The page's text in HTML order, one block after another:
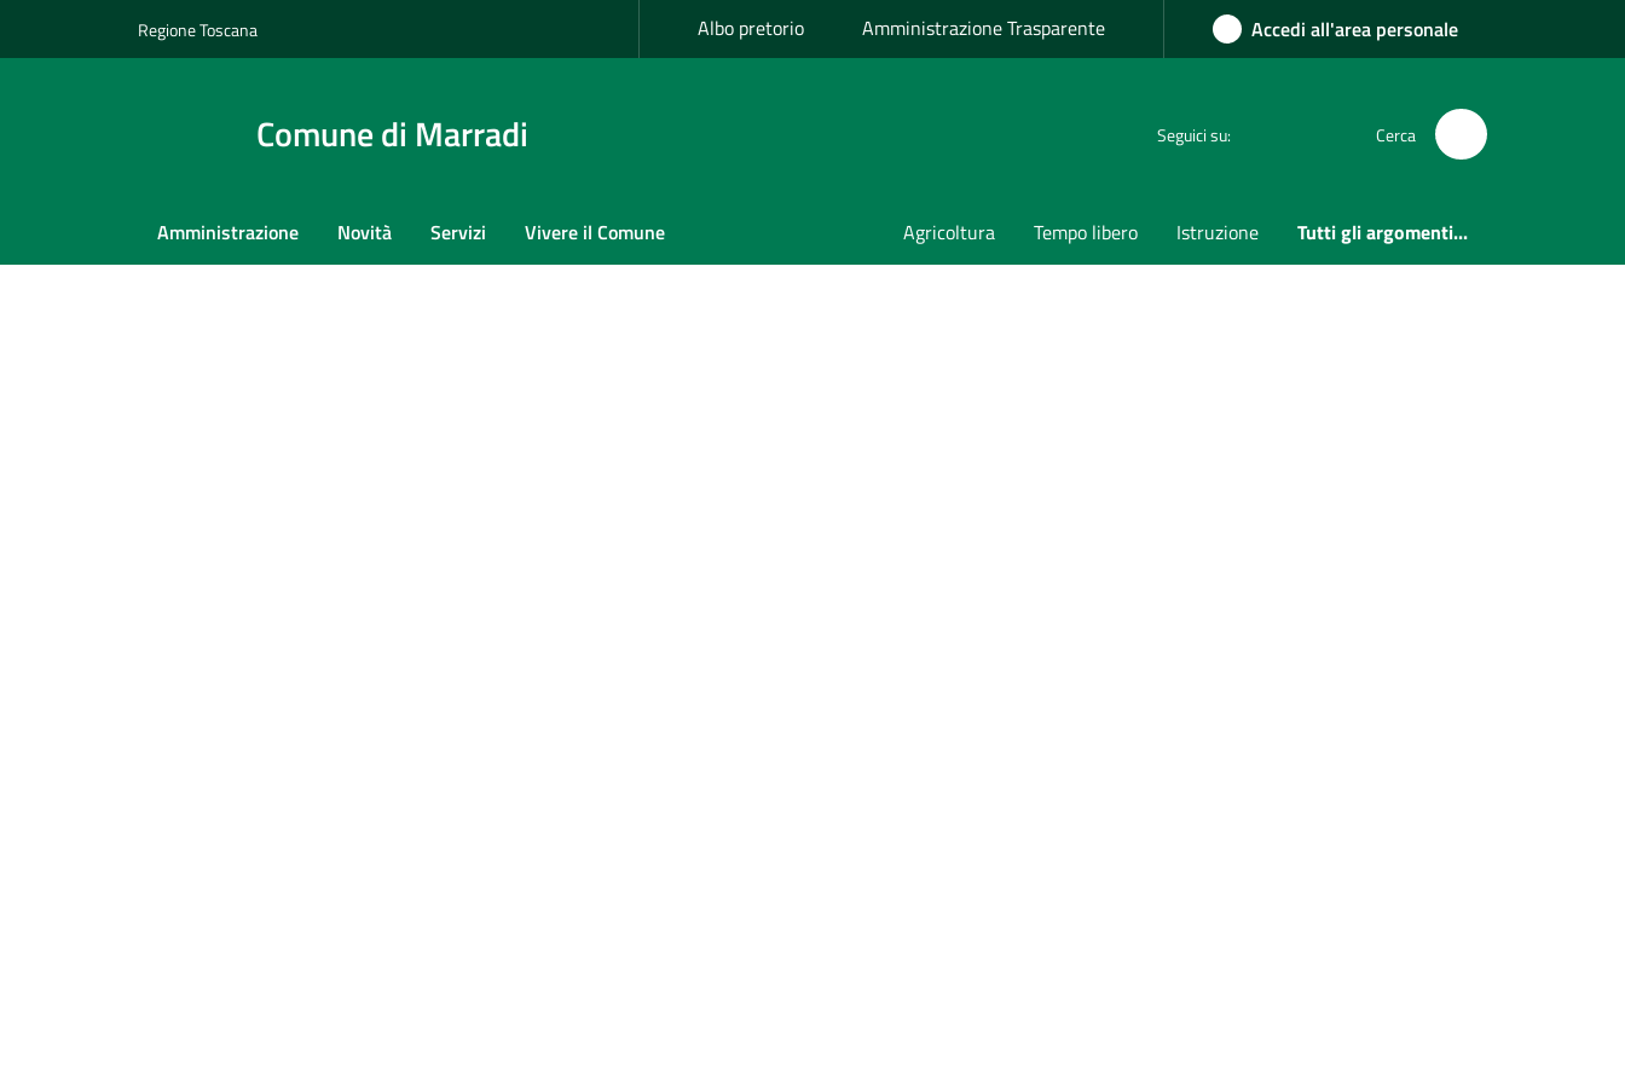
Regione Toscana Albo pretorio Amministrazione Trasparente Accedi all'area personale
Comune di Marradi Seguici su: Cerca
Amministrazione Novità Servizi Vivere il Comune Agricoltura Tempo libero Istruzione Tutti gli argomenti...